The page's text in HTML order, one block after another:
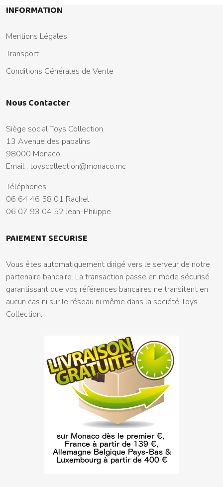
INFORMATION
Mentions Légales
Transport
Conditions Générales de Vente
Nous Contacter
Siège social Toys Collection
13 Avenue des papalins
98000 Monaco
Email : toyscollection@monaco.mc
Téléphones :
06 64 46 58 01 Rachel
06 07 93 04 52 Jean-Philippe
PAIEMENT SECURISE
Vous êtes automatiquement dirigé vers le serveur de notre
partenaire bancaire. La transaction passe en mode sécurisé
garantissant que vos références bancaires ne transitent en
aucun cas ni sur le réseau ni même dans la société Toys
Collection.